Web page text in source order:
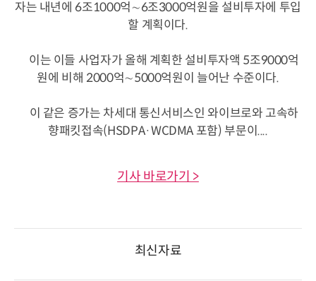
자는 내년에 6조1000억∼6조3000억원을 설비투자에 투입
할 계획이다.
이는 이들 사업자가 올해 계획한 설비투자액 5조9000억
원에 비해 2000억∼5000억원이 늘어난 수준이다.
이 같은 증가는 차세대 통신서비스인 와이브로와 고속하
향패킷접속(HSDPA·WCDMA 포함) 부문이....
기사 바로가기 >
최신자료